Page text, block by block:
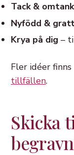
Tack &
Nyfödd &
Krya på dig –
Fler idéer
tillfällen.
Skicka